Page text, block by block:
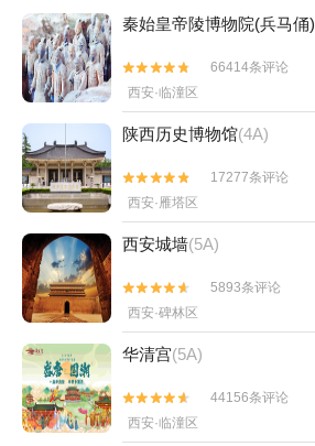
秦始皇帝陵博物院(兵马俑)


66414条评论
西安·临潼区
陕西历史博物馆(4A)


17277条评论
西安·雁塔区
西安城墙(5A)


5893条评论
西安·碑林区
华清宫(5A)


44156条评论
西安·临潼区